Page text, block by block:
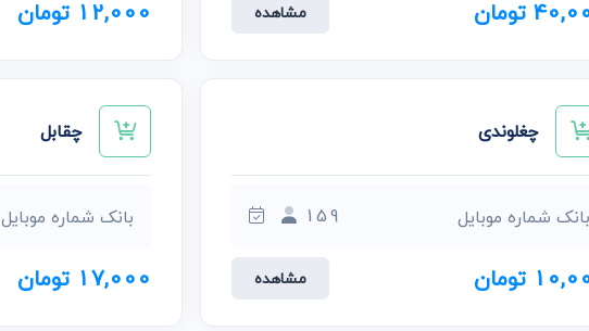
تومان مشاهده 12,000 تومان
چغلوندی
بانک شماره موبایل 159
تومان مشاهده
چقابل
بانک شماره موبایل
17,000 تومان